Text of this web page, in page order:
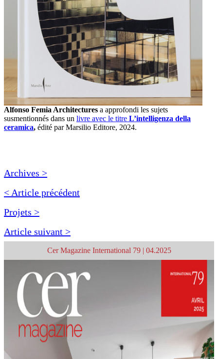
Alfonso Femia Architectures a approfondi les sujets
susmentionnés dans un livre avec le titre L’intelligenza della
ceramica, édité par Marsilio Editore, 2024.
Archives >
< Article précédent
Projets >
Article suivant >
Cer Magazine International 79 | 04.2025